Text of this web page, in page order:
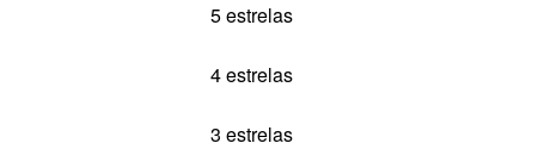
5 estrelas
4 estrelas
3 estrelas